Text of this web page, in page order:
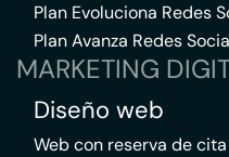
Plan Evoluciona Redes
Plan Avanza Redes
MARKETING
Diseño web
Web con reserva de cita